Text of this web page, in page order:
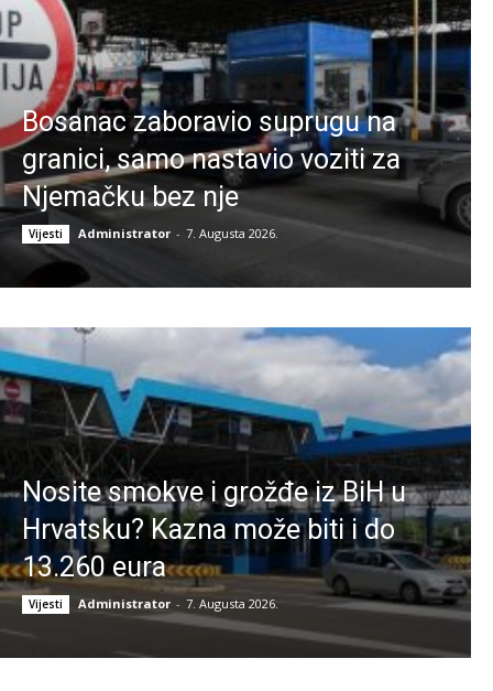
Bosanac zaboravio suprugu na
granici, samo nastavio voziti za
Njemačku bez nje
Vijesti Administrator - 7. Augusta 2026.
Nosite smokve i grožđe iz BiH u
Hrvatsku? Kazna može biti i do
13.260 eura
Vijesti Administrator - 7. Augusta 2026.